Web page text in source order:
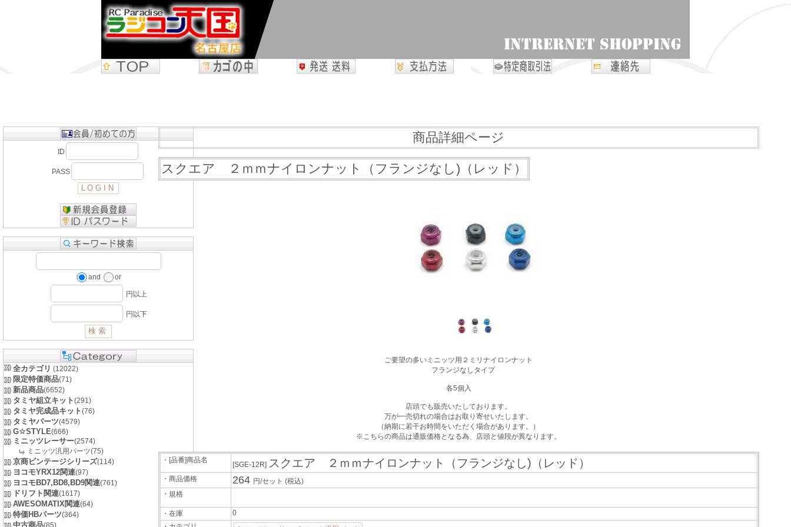
ID
PASS
and or
円以上
円以下
全カテゴリ (12022)
限定特価商品(71)
新品商品(6652)
タミヤ組立キット(291)
タミヤ完成品キット(76)
タミヤパーツ(4579)
G☆STYLE(666)
ミニッツレーサー(2574)
ミニッツ汎用パーツ(75)
京商ビンテージシリーズ(114)
ヨコモYRX12関連(97)
ヨコモBD7,BD8,BD9関連(761)
ドリフト関連(1617)
AWESOMATIX関連(64)
特価HBパーツ(364)
中古商品(85)
商品詳細ページ
スクエア ２ｍｍナイロンナット（フランジなし)（レッド）
ご要望の多いミニッツ用２ミリナイロンナット
フランジなしタイプ
各5個入
店頭でも販売いたしております。
万が一売切れの場合はお取り寄せいたします。
（納期に若干お時間をいただく場合があります。）
※こちらの商品は通販価格となる為、店頭と値段が異なります。
・[品番]商品名
[SGE-12R] スクエア ２ｍｍナイロンナット（フランジなし)（レッド）
・商品価格 264 円/セット (税込)
・規格
・在庫
0